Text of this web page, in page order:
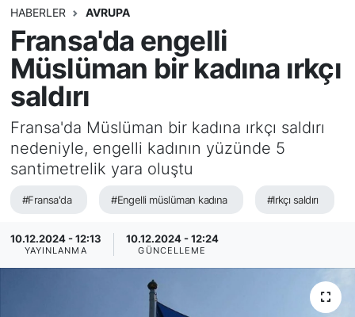
HABERLER AVRUPA
Fransa'da engelli
Müslüman bir kadına ırkçı
saldırı
Fransa'da Müslüman bir kadına ırkçı saldırı
nedeniyle, engelli kadının yüzünde 5
santimetrelik yara oluştu
#Fransa'da #Engelli müslüman kadına #Irkçı saldırı
10.12.2024 - 12:13
YAYINLANMA
10.12.2024 - 12:24
GÜNCELLEME
HAMBURG
SPOR
DEUTSCH
EKONOMİ
SİYASET
SAĞLIK
Puan Durumu ve Fikstür
Tüm Manşetler
Son Dakika Haberleri
Haber Arşivi